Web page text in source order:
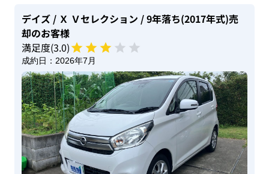
デイズ / Ｘ Ｖセレクション / 9年落ち(2017年式)売
却のお客様
満足度(3.0)
成約日： 2026年7月